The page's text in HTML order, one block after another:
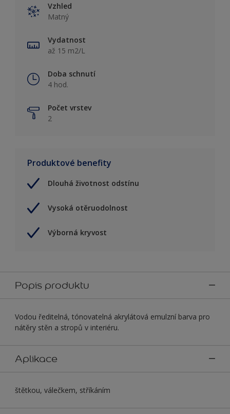
Vzhled
Matný
Vydatnost
až 15 m2/L
Doba schnutí
4 hod.
Počet vrstev
2
Produktové benefity
Dlouhá životnost odstínu
Vysoká otěruodolnost
Výborná kryvost
Popis produktu
Vodou ředitelná, tónovatelná akrylátová emulzní barva pro
nátěry stěn a stropů v interiéru.
Aplikace
štětkou, válečkem, stříkáním